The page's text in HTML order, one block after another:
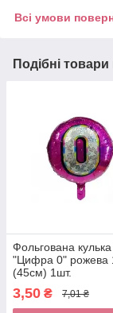
Всі умови
Подібні товари
Фольгована кулька
"Цифра 0" рожева
(45см) 1шт.
3,50 ₴ 7,01 ₴